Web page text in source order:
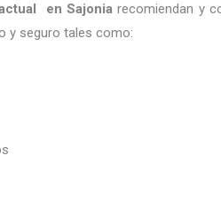
en Sajonia recomiendan y
y seguro tales como: